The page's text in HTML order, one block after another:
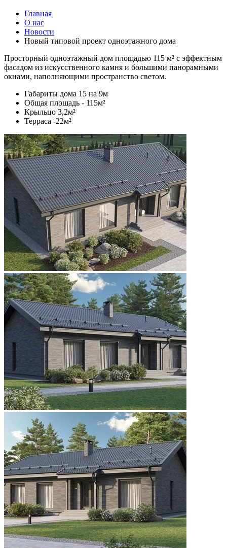
Главная
О нас
Новости
Новый типовой проект одноэтажного дома
Просторный одноэтажный дом площадью 115 м² с эффектным
фасадом из искусственного камня и большими панорамными
окнами, наполняющими пространство светом.
Габариты дома 15 на 9м
Общая площадь - 115м²
Крыльцо 3,2м²
Терраса -22м²